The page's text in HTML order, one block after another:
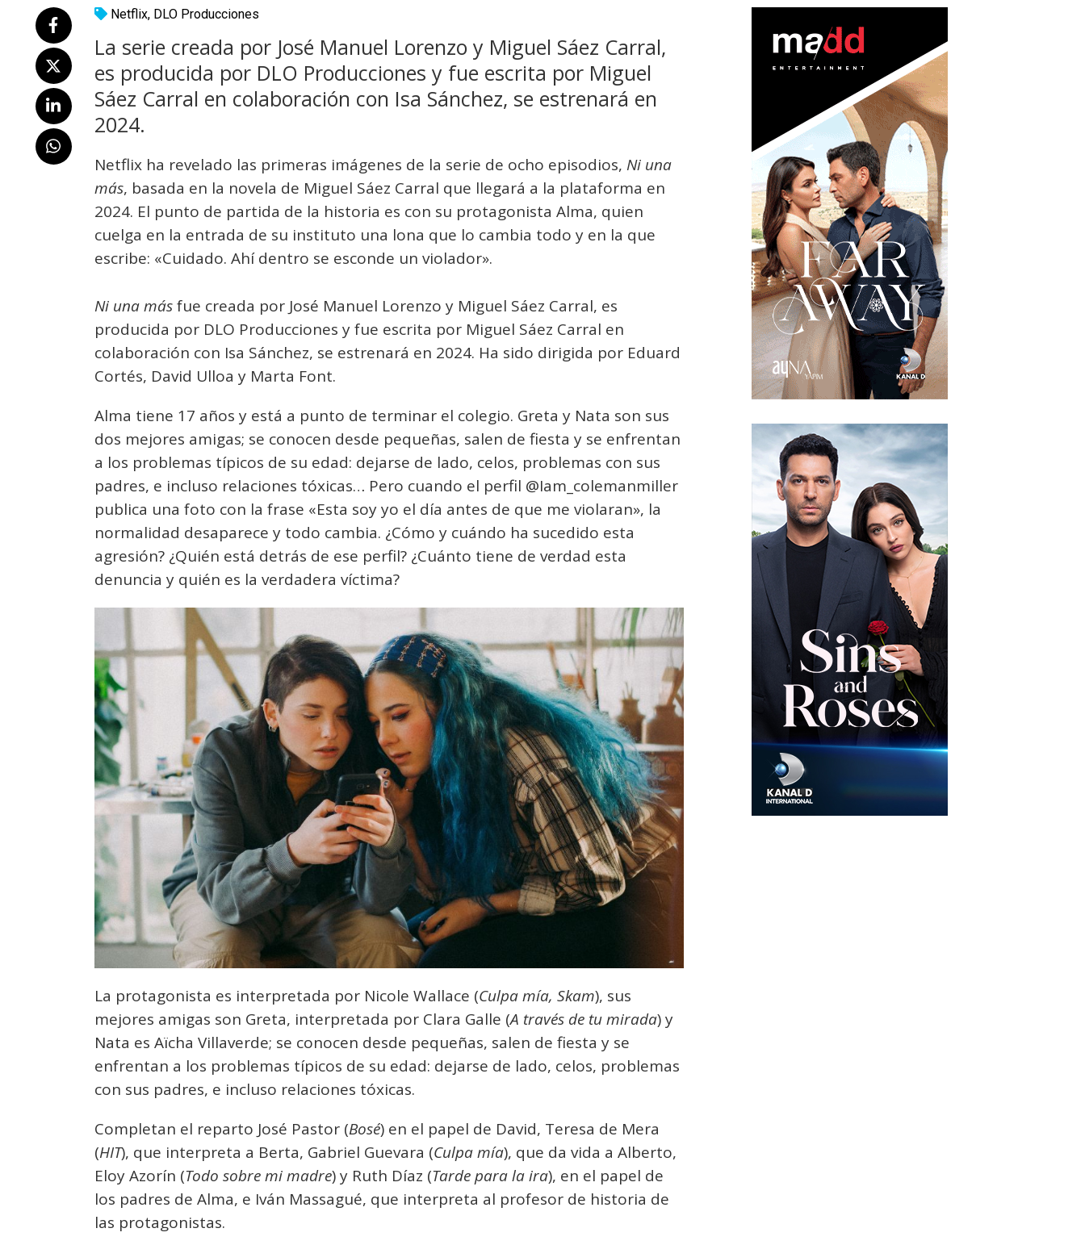
Netflix, DLO Producciones
La serie creada por José Manuel Lorenzo y Miguel Sáez Carral,
es producida por DLO Producciones y fue escrita por Miguel
Sáez Carral en colaboración con Isa Sánchez, se estrenará en
2024.
Netflix ha revelado las primeras imágenes de la serie de ocho episodios, Ni una
más, basada en la novela de Miguel Sáez Carral que llegará a la plataforma en
2024. El punto de partida de la historia es con su protagonista Alma, quien
cuelga en la entrada de su instituto una lona que lo cambia todo y en la que
escribe: «Cuidado. Ahí dentro se esconde un violador».
Ni una másfue creada por José Manuel Lorenzo y Miguel Sáez Carral, es
producida por DLO Producciones y fue escrita por Miguel Sáez Carral en
colaboración con Isa Sánchez, se estrenará en 2024. Ha sido dirigida por Eduard
Cortés, David Ulloa y Marta Font.
Alma tiene 17 años y está a punto de terminar el colegio. Greta y Nata son sus
dos mejores amigas; se conocen desde pequeñas, salen de fiesta y se enfrentan
a los problemas típicos de su edad: dejarse de lado, celos, problemas con sus
padres, e incluso relaciones tóxicas… Pero cuando el perfil @Iam_colemanmiller
publica una foto con la frase «Esta soy yo el día antes de que me violaran», la
normalidad desaparece y todo cambia. ¿Cómo y cuándo ha sucedido esta
agresión? ¿Quién está detrás de ese perfil? ¿Cuánto tiene de verdad esta
denuncia y quién es la verdadera víctima?
La protagonista es interpretada por Nicole Wallace (Culpa mía, Skam), sus
mejores amigas son Greta, interpretada por Clara Galle (A través de tu mirada) y
Nata es Aïcha Villaverde; se conocen desde pequeñas, salen de fiesta y se
enfrentan a los problemas típicos de su edad: dejarse de lado, celos, problemas
con sus padres, e incluso relaciones tóxicas.
Completan el reparto José Pastor (Bosé) en el papel de David, Teresa de Mera
(HIT), que interpreta a Berta, Gabriel Guevara (Culpa mía), que da vida a Alberto,
Eloy Azorín (Todo sobre mi madre) y Ruth Díaz (Tarde para la ira), en el papel de
los padres de Alma, e Iván Massagué, que interpreta al profesor de historia de
las protagonistas.